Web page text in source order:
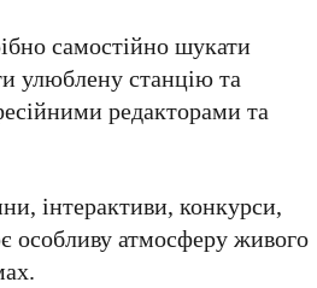
самостійно шукати
улюблену станцію та
редакторами та
інтерактиви, конкурси,
особливу атмосферу живого